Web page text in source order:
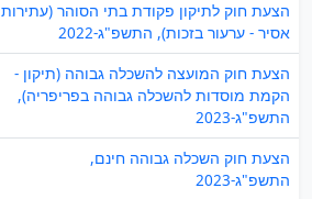
הצעת חוק לתיקון פקודת בתי הסוהר (עתירות
אסיר - ערעור בזכות), התשפ"ג-2022
הצעת חוק המועצה להשכלה גבוהה (תיקון -
הקמת מוסדות להשכלה גבוהה בפריפריה),
התשפ"ג-2023
הצעת חוק השכלה גבוהה חינם,
התשפ"ג-2023